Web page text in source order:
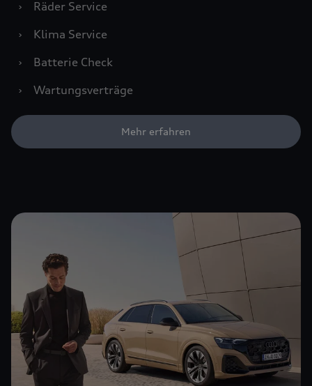
›
Räder Service
›
Klima Service
›
Batterie Check
›
Wartungsverträge
Mehr erfahren